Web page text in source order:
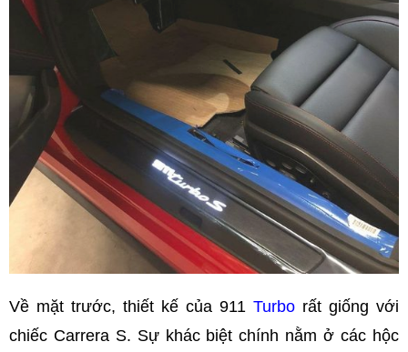
Về mặt trước, thiết kế của 911 Turbo rất giống với
chiếc Carrera S. Sự khác biệt chính nằm ở các hộc